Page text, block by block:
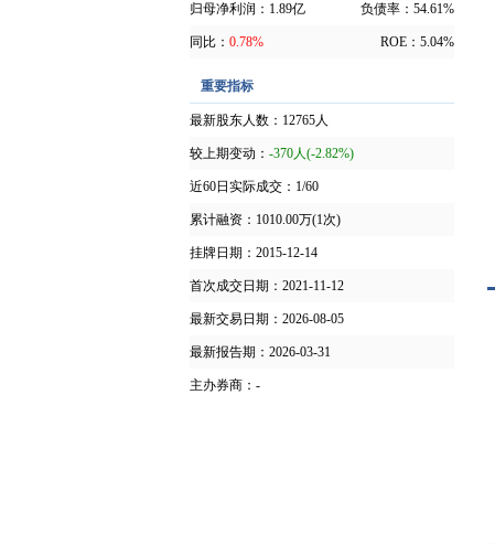
归母净利润： 1.89亿 负债率： 54.61%
同比： 0.78% ROE： 5.04%
重要指标
最新股东人数： 12765人
较上期变动： -370人(-2.82%)
近60日实际成交： 1/60
累计融资： 1010.00万(1次)
挂牌日期： 2015-12-14
首次成交日期： 2021-11-12
最新交易日期： 2026-08-05
最新报告期： 2026-03-31
主办券商： -